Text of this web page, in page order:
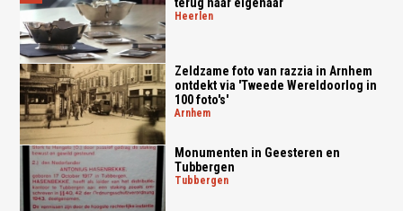
heerlen
Zeldzame foto van razzia in Arnhem
ontdekt via 'Tweede Wereldoorlog in
100 foto's'
arnhem
Monumenten in Geesteren en
Tubbergen
tubbergen